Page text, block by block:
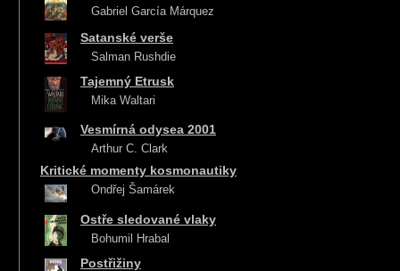
Gabriel García Márquez
Satanské verše
Salman Rushdie
Tajemný Etrusk
Mika Waltari
Vesmírná odysea 2001
Arthur C. Clark
Kritické momenty kosmonautiky
Ondřej Šamárek
Ostře sledované vlaky
Bohumil Hrabal
Postřižiny